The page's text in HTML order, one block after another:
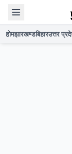
होमझारखण्डबिहारउत्तर